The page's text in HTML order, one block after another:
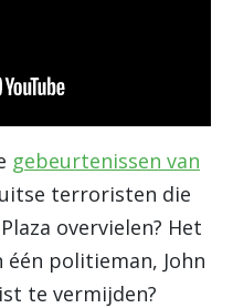
gebeurtenissen van
terroristen die
overvielen? Het
politieman, John
te vermijden?